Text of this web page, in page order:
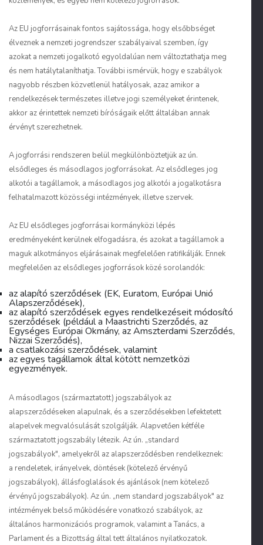
Az EU jogforrásainak fontos sajátossága, hogy elsőbbséget
élveznek a nemzeti jogrendszer szabályaival szemben, így
azokat a nemzeti jogalkotó egyoldalúan nem változtathatja meg
és nem hatálytalaníthatja. További ismérvük, hogy e szabályok
nagyobb részben közvetlenül hatályosak, azaz amikor a
rendelkezések természetes illetve jogi személyeket érintenek,
akkor az érintettek nemzeti bíróságaik előtt általában annak
érvényt szerezhetnek.
A jogforrási rendszeren belül megkülönböztetjük az ún.
elsődleges és másodlagos jogforrásokat. Az elsődleges jog
alkotói a tagállamok, a másodlagos jog alkotói a jogalkotásra
felhatalmazott közösségi intézmények, illetve szervek.
Az EU elsődleges jogforrásai kormányközi lépés
eredményeként kerülnek elfogadásra, és azokat a tagállamok a
maguk alkotmányos eljárásainak megfelelően ratifikálják. Ennek
megfelelően az elsődleges jogforrások közé sorolandók:
az alapító szerződések (EK, Euratom, Európai Unió
Alapszerződések),
az alapító szerződések egyes rendelkezéseit módosító
szerződések (például a Maastrichti Szerződés, az
Egységes Európai Okmány, az Amszterdami Szerződés,
Nizzai Szerződés),
a csatlakozási szerződések, valamint
az egyes tagállamok által kötött nemzetközi
egyezmények.
A másodlagos (származtatott) jogszabályok az
alapszerződéseken alapulnak, és a szerződésekben lefektetett
alapelvek megvalósulását szolgálják. Alapvetően kétféle
származtatott jogszabály létezik. Az ún. „standard
jogszabályok", amelyekről az alapszerződésben rendelkeznek:
a rendeletek, irányelvek, döntések (kötelező érvényű
jogszabályok), állásfoglalások és ajánlások (nem kötelező
érvényű jogszabályok). Az ún. „nem standard jogszabályok" az
intézmények belső működésére vonatkozó szabályok, az
általános harmonizációs programok, valamint a Tanács, a
Parlament és a Bizottság által tett általános nyilatkozatok.